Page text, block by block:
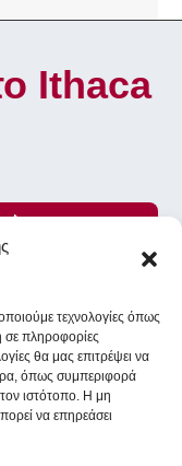
τεχνολογίες όπως
πληροφορίες
θα μας επιτρέψει να
όπως συμπεριφορά
ιστότοπο. Η μη
να επηρεάσει
Ithaca
δίκτυα